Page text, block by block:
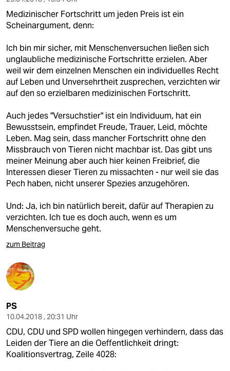
Medizinischer Fortschritt um jeden Preis ist ein
Scheinargument, denn:
Ich bin mir sicher, mit Menschenversuchen ließen sich
unglaubliche medizinische Fortschritte erzielen. Aber
weil wir dem einzelnen Menschen ein individuelles Recht
auf Leben und Unversehrtheit zusprechen, verzichten wir
auf den so erzielbaren medizinischen Fortschritt.
Auch jedes "Versuchstier" ist ein Individuum, hat ein
Bewusstsein, empfindet Freude, Trauer, Leid, möchte
Leben. Mag sein, dass mancher Fortschritt ohne den
Missbrauch von Tieren nicht machbar ist. Das gibt uns
meiner Meinung aber auch hier keinen Freibrief, die
Interessen dieser Tieren zu missachten - nur weil sie das
Pech haben, nicht unserer Spezies anzugehören.
Und: Ja, ich bin natürlich bereit, dafür auf Therapien zu
verzichten. Ich tue es doch auch, wenn es um
Menschenversuche geht.
zum Beitrag
PS
10.04.2018 , 20:31 Uhr
CDU, CDU und SPD wollen hingegen verhindern, dass das
Leiden der Tiere an die Oeffentlichkeit dringt:
Koalitionsvertrag, Zeile 4028: